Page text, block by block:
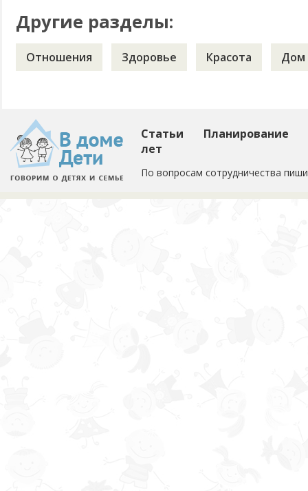
Другие разделы:
Отношения Здоровье Красота Дом
Статьи
Планирование
лет
По вопросам сотрудничества